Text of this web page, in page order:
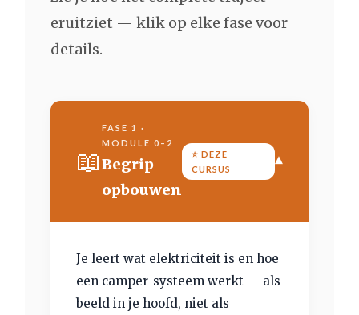
eruitziet — klik op elke fase voor
details.
📖
FASE 1 ·
MODULE 0–2
Begrip
opbouwen
⭐ DEZE
CURSUS
▾
Je leert wat elektriciteit is en hoe
een camper-systeem werkt — als
beeld in je hoofd, niet als